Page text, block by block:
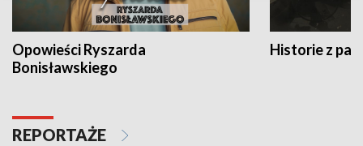
Opowieści Ryszarda
Bonisławskiego
Historie z
REPORTAŻE